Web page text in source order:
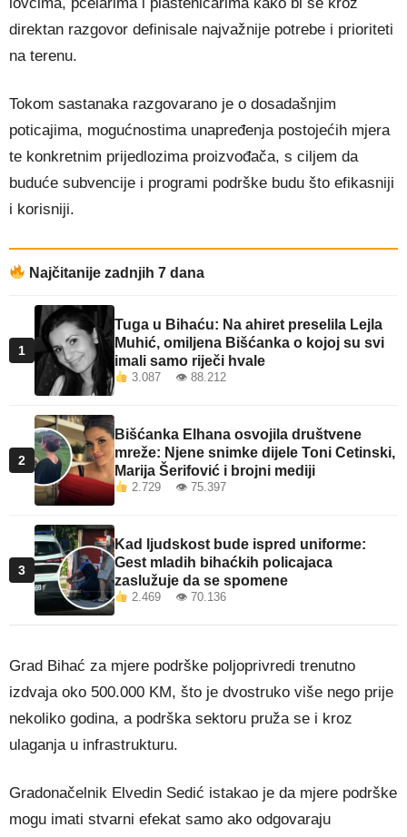
direktan razgovor definisale najvažnije potrebe i prioriteti
na terenu.
Tokom sastanaka razgovarano je o dosadašnjim
poticajima, mogućnostima unapređenja postojećih mjera
te konkretnim prijedlozima proizvođača, s ciljem da
buduće subvencije i programi podrške budu što efikasniji
i korisniji.
Najčitanije zadnjih 7 dana
1
Tuga u Bihaću: Na ahiret preselila Lejla
Muhić, omiljena Bišćanka o kojoj su svi
imali samo riječi hvale
3.087 👁 88.212
2
Bišćanka Elhana osvojila društvene
mreže: Njene snimke dijele Toni Cetinski,
Marija Šerifović i brojni mediji
2.729 👁 75.397
3
Kad ljudskost bude ispred uniforme:
Gest mladih bihaćkih policajaca
zaslužuje da se spomene
2.469 👁 70.136
Grad Bihać za mjere podrške poljoprivredi trenutno
izdvaja oko 500.000 KM, što je dvostruko više nego prije
nekoliko godina, a podrška sektoru pruža se i kroz
ulaganja u infrastrukturu.
Gradonačelnik Elvedin Sedić istakao je da mjere podrške
mogu imati stvarni efekat samo ako odgovaraju